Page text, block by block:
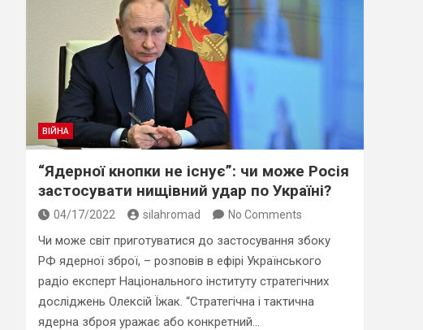
ВІЙНА
“Ядерної кнопки не існує”: чи може Росія
застосувати нищівний удар по Україні?
04/17/2022 silahromad No Comments
Чи може світ приготуватися до застосування збоку
РФ ядерної зброї, – розповів в ефірі Українського
радіо експерт Національного інституту стратегічних
досліджень Олексій Їжак. “Стратегічна і тактична
ядерна зброя уражає або конкретний…